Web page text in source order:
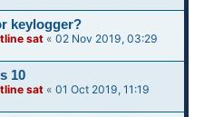
keylogger?
sat «02 Nov 2019, 03:29
10
sat «01 Oct 2019, 11:19